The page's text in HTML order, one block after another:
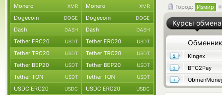
Город: Измир
Курсы обмена
Обменник
Kingex
BTC2Pay
Monero XMR Monero XMR
Dogecoin DOGE Dogecoin DOGE
Dash DASH Dash DASH
Tether ERC20 USDT Tether ERC20 USDT
Tether TRC20 USDT Tether TRC20 USDT
Tether BEP20 USDT Tether BEP20 USDT
Tether TON USDT Tether TON USDT
USDC ERC20 USDC USDC ERC20 USDC